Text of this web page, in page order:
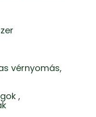
vérnyomás,
,